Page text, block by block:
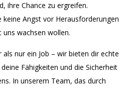
ihre Chance zu ergreifen.
keine Angst vor Herausforderungen
wachsen wollen.
nur ein Job – wir bieten dir echte
Fähigkeiten und die Sicherheit
In unserem Team, das durch